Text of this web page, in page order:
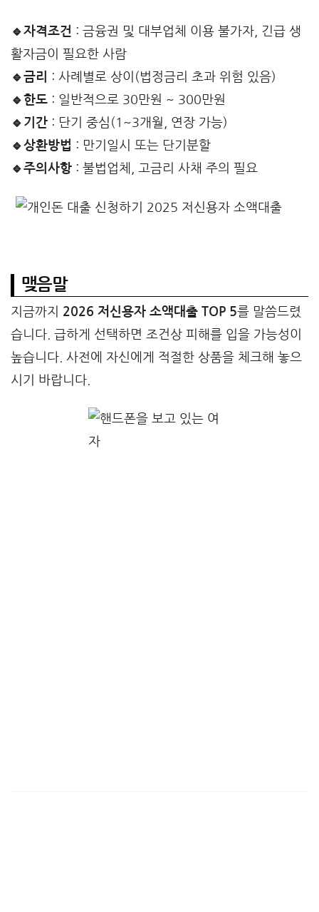
🔹자격조건 : 금융권 및 대부업체 이용 불가자, 긴급 생
활자금이 필요한 사람
🔹금리
: 사례별로 상이(법정금리 초과 위험 있음)
🔹한도 : 일반적으로 30만원 ~ 300만원
🔹기간 : 단기 중심(1~3개월, 연장 가능)
🔹상환방법 : 만기일시 또는 단기분할
🔹주의사항 : 불법업체, 고금리 사채 주의 필요
맺음말
지금까지 2026 저신용자 소액대출 TOP 5를 말씀드렸
습니다. 급하게 선택하면 조건상 피해를 입을 가능성이
높습니다. 사전에 자신에게 적절한 상품을 체크해 놓으
시기 바랍니다.